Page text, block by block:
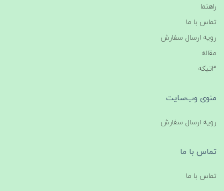
راهنما
تماس با ما
رویه ارسال سفارش
مقاله
3تیکه
منوی وب‌سایت
رویه ارسال سفارش
تماس با ما
تماس با ما